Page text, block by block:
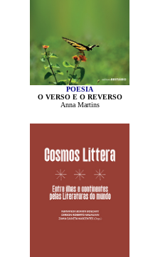
POESIA
O VERSO E O REVERSO
Anna Martins